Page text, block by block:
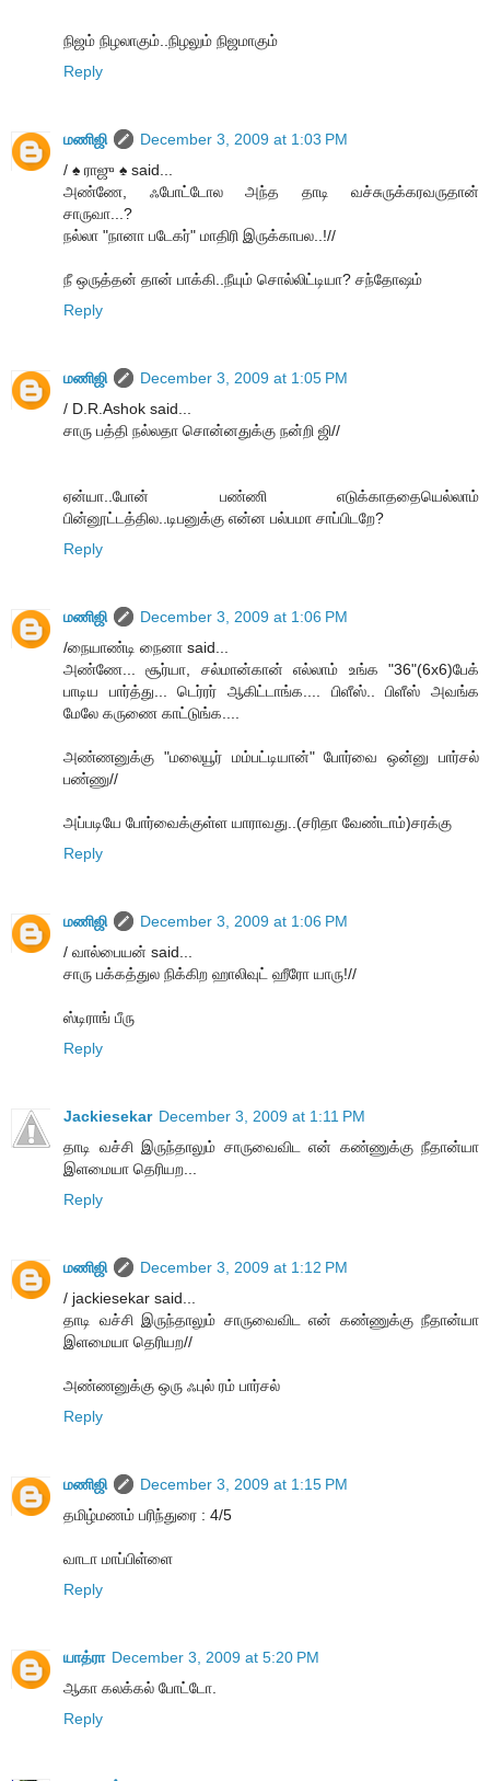
நிஜம் நிழலாகும்..நிழலும் நிஜமாகும்
Reply
மணிஜி
December 3, 2009 at 1:03 PM
/ ♠ ராஜு ♠ said...
அண்ணே, ஃபோட்டோல அந்த தாடி வச்சுருக்கரவருதான்
சாருவா...?
நல்லா "நானா படேகர்" மாதிரி இருக்காபல..!//
நீ ஒருத்தன் தான் பாக்கி..நீயும் சொல்லிட்டியா? சந்தோஷம்
Reply
மணிஜி
December 3, 2009 at 1:05 PM
/ D.R.Ashok said...
சாரு பத்தி நல்லதா சொன்னதுக்கு நன்றி ஜி//
ஏன்யா..போன் பண்ணி எடுக்காததையெல்லாம்
பின்னூட்டத்தில..டிபனுக்கு என்ன பல்பமா சாப்பிடறே?
Reply
மணிஜி
December 3, 2009 at 1:06 PM
/நையாண்டி நைனா said...
அண்ணே... சூர்யா, சல்மான்கான் எல்லாம் உங்க "36"(6x6)பேக்
பாடிய பார்த்து... டெர்ரர் ஆகிட்டாங்க.... பிளீஸ்.. பிளீஸ் அவங்க
மேலே கருணை காட்டுங்க....
அண்ணனுக்கு "மலையூர் மம்பட்டியான்" போர்வை ஒன்னு பார்சல்
பண்ணு//
அப்படியே போர்வைக்குள்ள யாராவது..(சரிதா வேண்டாம்)சரக்கு
Reply
மணிஜி
December 3, 2009 at 1:06 PM
/ வால்பையன் said...
சாரு பக்கத்துல நிக்கிற ஹாலிவுட் ஹீரோ யாரு!//
ஸ்டிராங் பீரு
Reply
Jackiesekar December 3, 2009 at 1:11 PM
தாடி வச்சி இருந்தாலும் சாருவைவிட என் கண்ணுக்கு நீதான்யா
இளமையா தெரியற...
Reply
மணிஜி
December 3, 2009 at 1:12 PM
/ jackiesekar said...
தாடி வச்சி இருந்தாலும் சாருவைவிட என் கண்ணுக்கு நீதான்யா
இளமையா தெரியற//
அண்ணனுக்கு ஒரு ஃபுல் ரம் பார்சல்
Reply
மணிஜி
December 3, 2009 at 1:15 PM
தமிழ்மணம் பரிந்துரை : 4/5
வாடா மாப்பிள்ளை
Reply
யாத்ரா December 3, 2009 at 5:20 PM
ஆகா கலக்கல் போட்டோ.
Reply